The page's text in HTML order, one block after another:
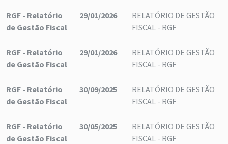
RGF - Relatório
de Gestão Fiscal
29/01/2026
RELATÓRIO DE GESTÃO
FISCAL - RGF
RGF - Relatório
de Gestão Fiscal
29/01/2026
RELATÓRIO DE GESTÃO
FISCAL - RGF
RGF - Relatório
de Gestão Fiscal
30/09/2025
RELATÓRIO DE GESTÃO
FISCAL - RGF
RGF - Relatório
de Gestão Fiscal
30/05/2025
RELATÓRIO DE GESTÃO
FISCAL - RGF